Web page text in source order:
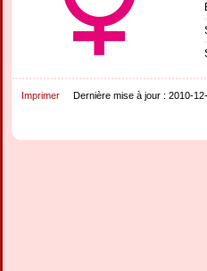
Imprimer Dernière mise à jour : 2010-